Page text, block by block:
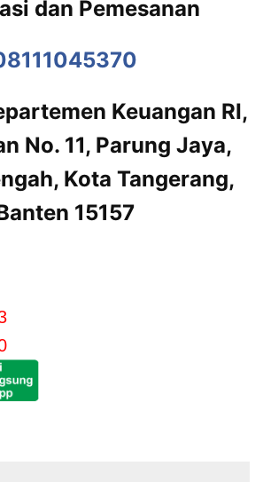
dan Pemesanan
Keuangan RI,
No. 11, Parung Jaya,
Kota Tangerang,
15157